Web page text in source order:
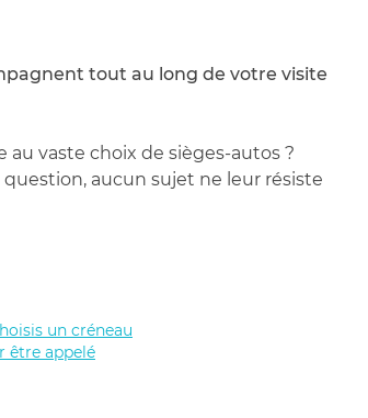
tout au long de votre visite
vaste choix de sièges-autos ?
aucun sujet ne leur résiste
un créneau
être appelé